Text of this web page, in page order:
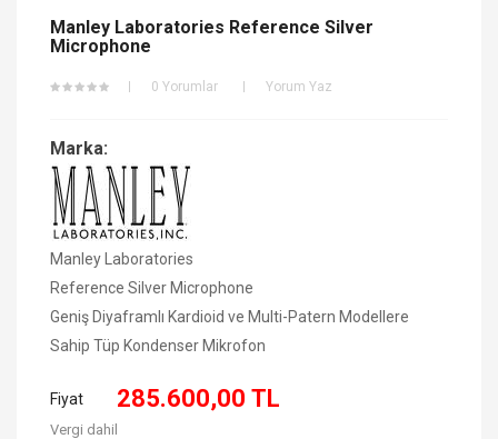
Manley Laboratories Reference Silver
Microphone
0 Yorumlar Yorum Yaz
Marka:
Manley Laboratories
Reference Silver Microphone
Geniş Diyaframlı Kardioid ve Multi-Patern Modellere
Sahip Tüp Kondenser Mikrofon
Fiyat 285.600,00 TL
Vergi dahil